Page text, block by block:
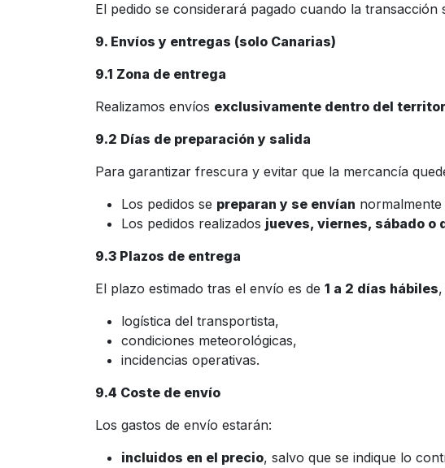
El pedido se considerará pagado cuando la transacción
9. Envíos y entregas (solo Canarias)
9.1 Zona de entrega
Realizamos envíos exclusivamente dentro del
9.2 Días de preparación y salida
Para garantizar frescura y evitar que la mercancía
Los pedidos se preparan y se envían normalmente
Los pedidos realizados jueves, viernes, sábado o
9.3 Plazos de entrega
El plazo estimado tras el envío es de 1 a 2 días hábiles
logística del transportista,
condiciones meteorológicas,
incidencias operativas.
9.4 Coste de envío
Los gastos de envío estarán:
incluidos en el precio, salvo que se indique lo